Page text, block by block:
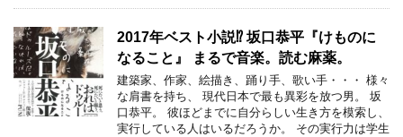
2017年ベスト小説⁉︎ 坂口恭平『けものに
なること』 まるで音楽。読む麻薬。
建築家、作家、絵描き、踊り手、歌い手・・・ 様々
な肩書を持ち、 現代日本で最も異彩を放つ男。 坂
口恭平。 彼ほどまでに自分らしい生き方を模索し、
実行している人はいるだろうか。 その実行力は学生